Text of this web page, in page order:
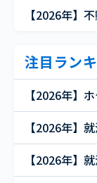
【2026年】
注目ラン
【2026年】
【2026年】
【2026年】